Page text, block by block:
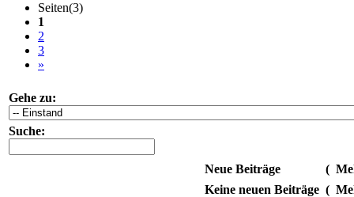
Seiten(3)
1
2
3
»
Gehe zu:
Suche:
Neue Beiträge (
Keine neuen Beiträge (